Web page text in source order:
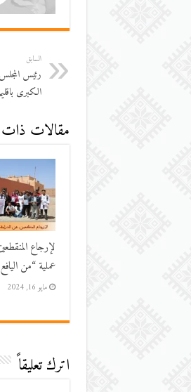
السابق
رئيس
الكبرى
مقالات
لإرجاع
عملية “من
مايو 16, 2024
اترك تعليقاً